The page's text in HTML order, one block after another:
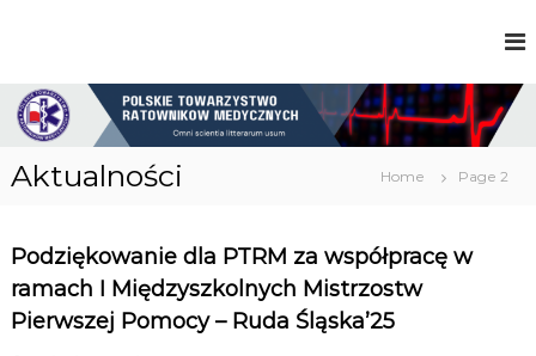
l
s
k
e
w
a
r
z
y
Aktualności Home Page 2
A
k
Podziękowanie dla PTRM za współpracę w
ramach I Międzyszkolnych Mistrzostw
Pierwszej Pomocy – Ruda Śląska’25